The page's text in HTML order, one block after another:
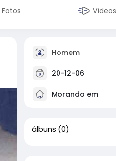
Fotos Vídeos
Homem
20-12-06
Morando em
álbuns (0)